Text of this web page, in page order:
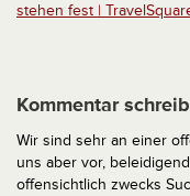
stehen fest |
Kommentar
Wir sind sehr an einer
uns aber vor,
offensichtlich zwecks